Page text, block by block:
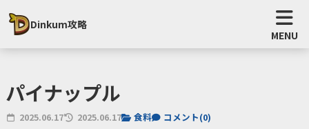
Dinkum攻略
MENU
パイナップル
2025.06.17 2025.06.17 食料 コメント(0)